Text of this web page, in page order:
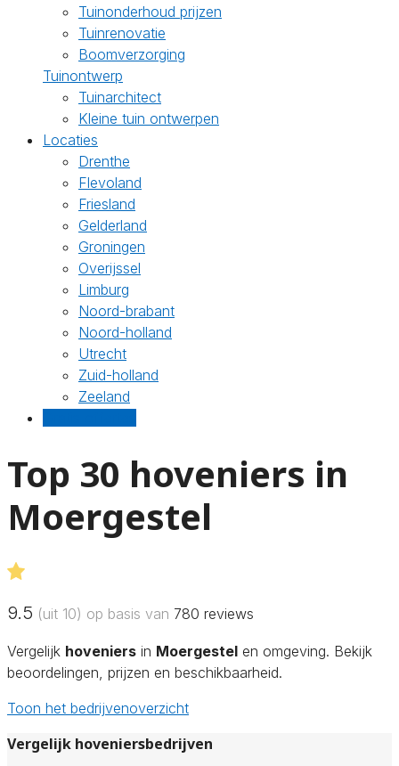
Tuinonderhoud prijzen
Tuinrenovatie
Boomverzorging
Tuinontwerp
Tuinarchitect
Kleine tuin ontwerpen
Locaties
Drenthe
Flevoland
Friesland
Gelderland
Groningen
Overijssel
Limburg
Noord-brabant
Noord-holland
Utrecht
Zuid-holland
Zeeland
Top 30 hoveniers in
Moergestel
9.5 (uit 10) op basis van 780 reviews
Vergelijk hoveniers in Moergestel en omgeving. Bekijk
beoordelingen, prijzen en beschikbaarheid.
Toon het bedrijvenoverzicht
Vergelijk hoveniersbedrijven